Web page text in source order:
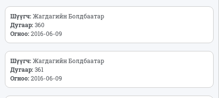
Шүүгч:Жагдагийн Болдбаатар
Дугаар:360
Огноо:2016-06-09
Шүүгч:Жагдагийн Болдбаатар
Дугаар:361
Огноо:2016-06-09